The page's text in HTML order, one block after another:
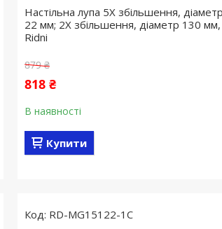
Настільна лупа 5X збільшення, діаметр
22 мм; 2X збільшення, діаметр 130 мм,
Ridni
879 ₴
818 ₴
В наявності
Купити
RD-MG15122-1C